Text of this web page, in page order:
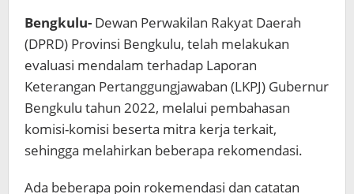
Bengkulu- Dewan Perwakilan Rakyat Daerah
(DPRD) Provinsi Bengkulu, telah melakukan
evaluasi mendalam terhadap Laporan
Keterangan Pertanggungjawaban (LKPJ) Gubernur
Bengkulu tahun 2022, melalui pembahasan
komisi-komisi beserta mitra kerja terkait,
sehingga melahirkan beberapa rekomendasi.
Ada beberapa poin rokemendasi dan catatan